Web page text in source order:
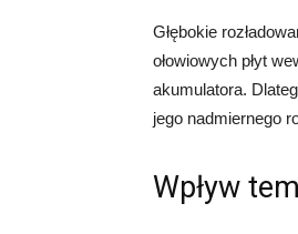
Głębokie
ołowiowych płyt
akumulatora.
jego nadmiernego
Wpływ